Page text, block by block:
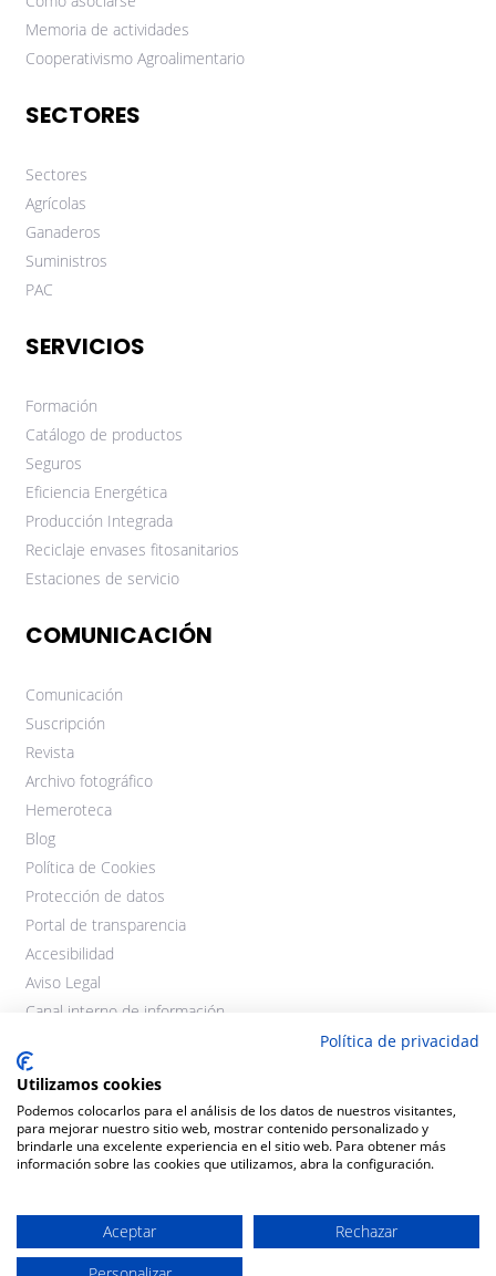
Memoria de actividades
Cooperativismo Agroalimentario
SECTORES
Sectores
Agrícolas
Ganaderos
Suministros
PAC
SERVICIOS
Formación
Catálogo de productos
Seguros
Eficiencia Energética
Producción Integrada
Reciclaje envases fitosanitarios
Estaciones de servicio
COMUNICACIÓN
Comunicación
Suscripción
Revista
Archivo fotográfico
Hemeroteca
Blog
Política de Cookies
Protección de datos
Portal de transparencia
Accesibilidad
Aviso Legal
Canal interno de información
Política de privacidad
Utilizamos cookies
Podemos colocarlos para el análisis de los datos de nuestros visitantes,
para mejorar nuestro sitio web, mostrar contenido personalizado y
brindarle una excelente experiencia en el sitio web. Para obtener más
información sobre las cookies que utilizamos, abra la configuración.
Aceptar
Rechazar